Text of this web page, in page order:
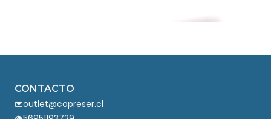
CONTACTO
outlet@copreser.cl